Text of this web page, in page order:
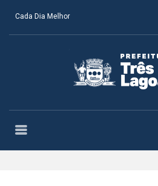
Cada Dia Melhor